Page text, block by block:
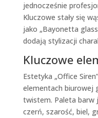
jednocześnie
Kluczowe stały się
jako „Bayonetta
dodają stylizacji
Kluczowe
Estetyka „Office
elementach biurowej
twistem. Paleta barw
czerń, szarość, biel,